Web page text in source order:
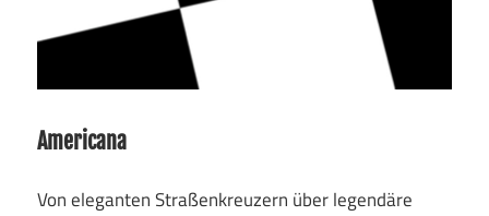
Americana
Von eleganten Straßenkreuzern über legendäre